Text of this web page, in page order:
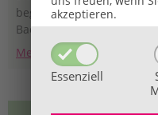
akzeptieren.
Essenziell
begleiten und zu
Bachblüten, die nach
individuell gemischt
ist die sogenannte
der anhand von Irisfotos
von Körper, Geist und
Mehr Informationen